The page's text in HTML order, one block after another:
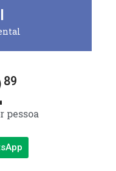
89
pessoa